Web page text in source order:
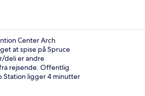
Penthouselejlighed | Byudsigt
Center Arch
at spise på Spruce
deli er andre
rejsende. Offentlig
Station ligger 4 minutter